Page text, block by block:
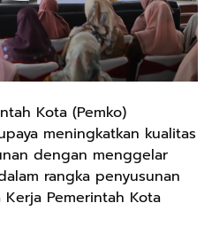
Kota (Pemko)
meningkatkan kualitas
dengan menggelar
rangka penyusunan
Kerja Pemerintah Kota